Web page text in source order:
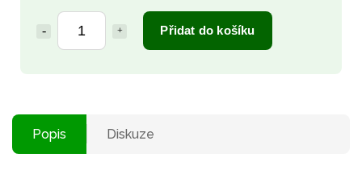
Přidat do košíku
Popis Diskuze